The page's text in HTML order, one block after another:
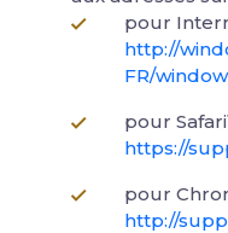
pour
http://
FR/
pour
https://
pour
http://